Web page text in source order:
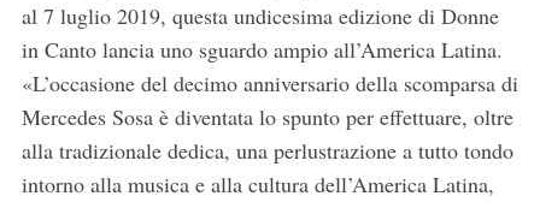
al 7 luglio 2019, questa undicesima edizione di Donne
in Canto lancia uno sguardo ampio all’America Latina.
«L’occasione del decimo anniversario della scomparsa di
Mercedes Sosa è diventata lo spunto per effettuare, oltre
alla tradizionale dedica, una perlustrazione a tutto tondo
intorno alla musica e alla cultura dell’America Latina,